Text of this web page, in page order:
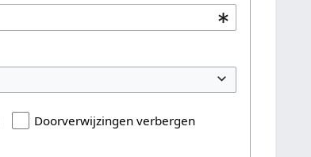
Doorverwijzingen verbergen